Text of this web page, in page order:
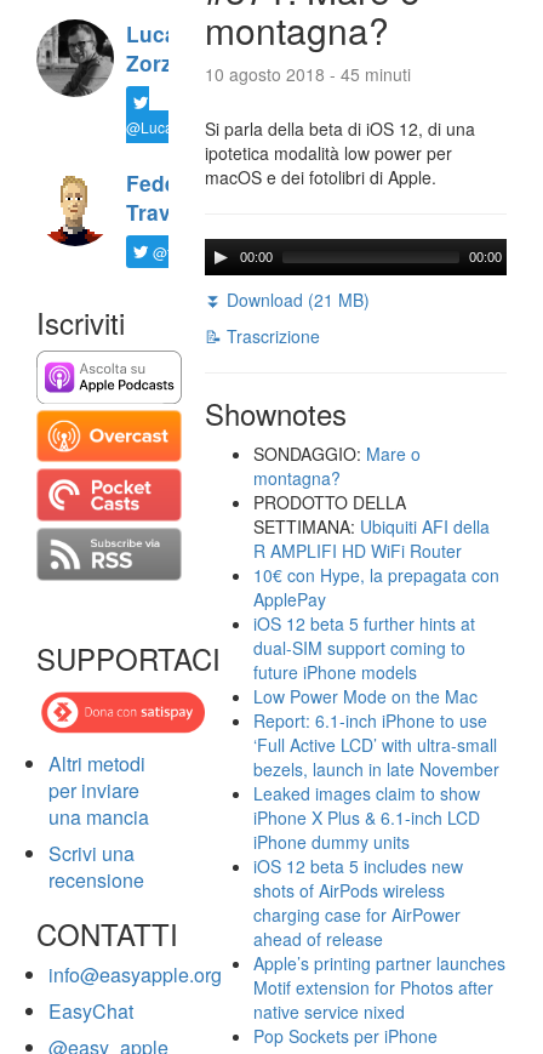
Luca
Zorzi
@LucaTNT
Federico
Travaini
@ftrava
Iscriviti
SUPPORTACI
Altri metodi
per inviare
una mancia
Scrivi una
recensione
CONTATTI
info@easyapple.org
EasyChat
@easy_apple
montagna?
10 agosto 2018 - 45 minuti
Si parla della beta di iOS 12, di una
ipotetica modalità low power per
macOS e dei fotolibri di Apple.
00:00 00:00
⏬ Download (21 MB)
📝 Trascrizione
Shownotes
SONDAGGIO: Mare o
montagna?
PRODOTTO DELLA
SETTIMANA: Ubiquiti AFI della
R AMPLIFI HD WiFi Router
10€ con Hype, la prepagata con
ApplePay
iOS 12 beta 5 further hints at
dual-SIM support coming to
future iPhone models
Low Power Mode on the Mac
Report: 6.1-inch iPhone to use
‘Full Active LCD’ with ultra-small
bezels, launch in late November
Leaked images claim to show
iPhone X Plus & 6.1-inch LCD
iPhone dummy units
iOS 12 beta 5 includes new
shots of AirPods wireless
charging case for AirPower
ahead of release
Apple’s printing partner launches
Motif extension for Photos after
native service nixed
Pop Sockets per iPhone